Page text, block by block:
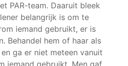
PAR-team. Daaruit bleek
belangrijk is om te
iemand gebruikt, er is
Behandel hem of haar als
ga er niet meteen vanuit
iemand gebruikt. Men gaf